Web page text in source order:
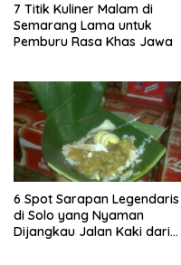
7 Titik Kuliner Malam di
Semarang Lama untuk
Pemburu Rasa Khas Jawa
6 Spot Sarapan Legendaris
di Solo yang Nyaman
Dijangkau Jalan Kaki dari